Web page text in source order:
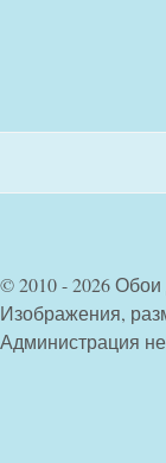
© 2010 - 2026 Обои
Изображения,
Администрация